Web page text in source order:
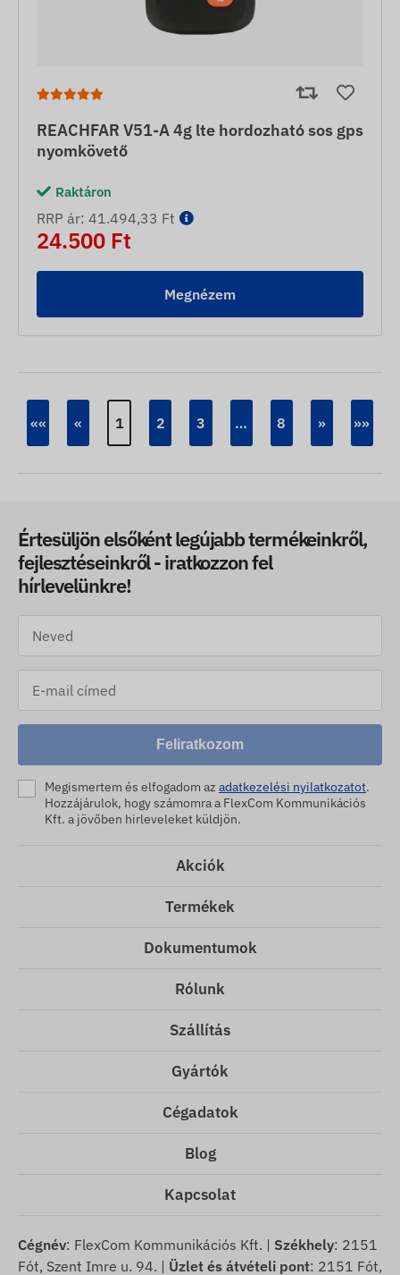
REACHFAR V51-A 4g lte hordozható sos gps
nyomkövető
Raktáron
RRP ár: 41.494,33 Ft
24.500 Ft
Megnézem
«« « 1 2 3 … 8 » »»
Értesüljön elsőként legújabb termékeinkről,
fejlesztéseinkről - iratkozzon fel
hírlevelünkre!
Feliratkozom
Megismertem és elfogadom az adatkezelési nyilatkozatot.
Hozzájárulok, hogy számomra a FlexCom Kommunikációs
Kft. a jövőben hirleveleket küldjön.
Akciók
Termékek
Dokumentumok
Rólunk
Szállítás
Gyártók
Cégadatok
Blog
Kapcsolat
Cégnév: FlexCom Kommunikációs Kft. | Székhely: 2151
Fót, Szent Imre u. 94. | Üzlet és átvételi pont: 2151 Fót,